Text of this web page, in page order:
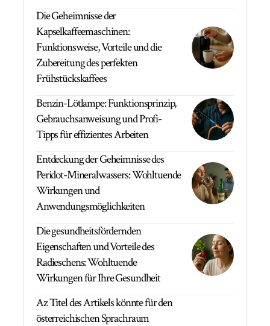
Die Geheimnisse der
Kapselkaffeemaschinen:
Funktionsweise, Vorteile und die
Zubereitung des perfekten
Frühstückskaffees
Benzin-Lötlampe: Funktionsprinzip,
Gebrauchsanweisung und Profi-
Tipps für effizientes Arbeiten
Entdeckung der Geheimnisse des
Peridot-Mineralwassers: Wohltuende
Wirkungen und
Anwendungsmöglichkeiten
Die gesundheitsfördernden
Eigenschaften und Vorteile des
Radieschens: Wohltuende
Wirkungen für Ihre Gesundheit
Az Titel des Artikels könnte für den
österreichischen Sprachraum